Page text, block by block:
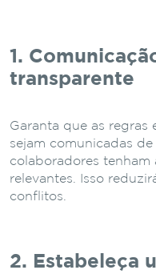
1.
transparente
Garanta que as regras
sejam comunicadas
colaboradores tenham
relevantes. Isso
conflitos.
2. Estabeleça